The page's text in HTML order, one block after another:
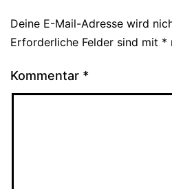
Deine E-Mail-Adresse wird
Erforderliche Felder sind mit *
Kommentar *